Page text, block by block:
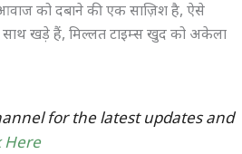
को दबाने की एक साज़िश है, ऐसे
खड़े हैं, मिल्लत टाइम्स खुद को अकेला
for the latest updates and
Here